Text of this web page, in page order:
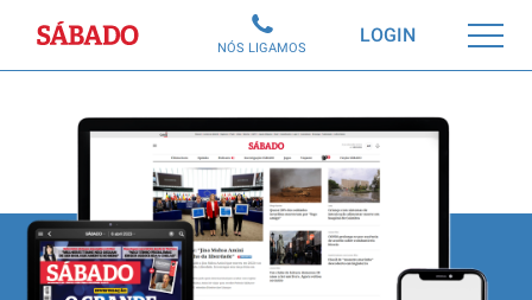
Sábado LOGIN
NÓS LIGAMOS